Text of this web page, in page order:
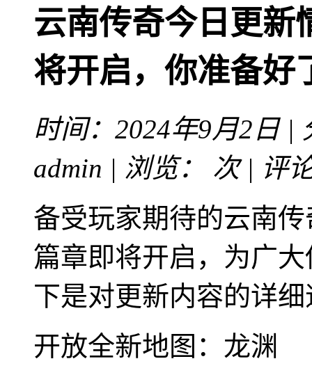
云南传奇今日更新
将开启，你准备好
时间：2024年9月2日 |
admin | 浏览：
次 | 评
备受玩家期待的云南
篇章即将开启，为广
下是对更新内容的详
开放全新地图：龙渊